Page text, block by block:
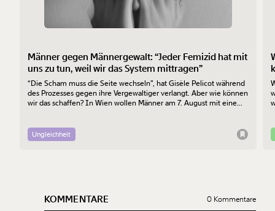
Männer gegen Männergewalt: “Jeder Femizid hat mit
uns zu tun, weil wir das System mittragen”
“Die Scham muss die Seite wechseln”, hat Gisèle Pelicot während
des Prozesses gegen ihre Vergewaltiger verlangt. Aber wie können
wir das schaffen? In Wien wollen Männer am 7. August mit einem
Ungleichheit
KOMMENTARE 0 Kommentare